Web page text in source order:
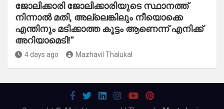
ജോലിക്കാരി ജോലിക്കാരിയുടെ സ്ഥാനത്ത്
നിന്നാൽ മതി, അല്ലെങ്കിലും നീയൊക്കെ
എന്തിനും മടിക്കാത്ത കൂട്ടം ആണെന്ന് എനിക്ക്
അറിയാമെടി!”
4 days ago Mazhavil Thalukal